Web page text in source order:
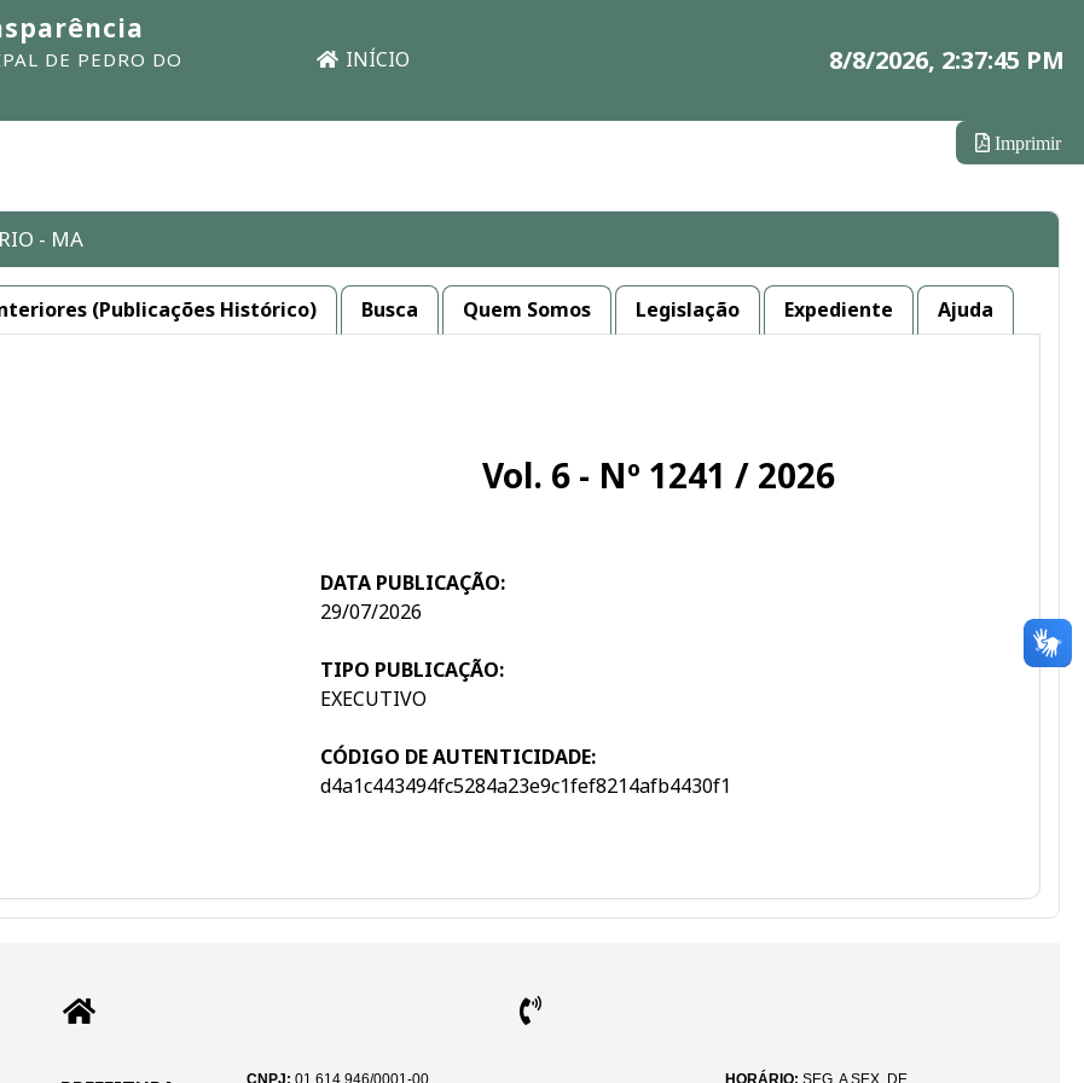
DE PEDRO DO
INÍCIO 8/8/2026, 2:37:45 PM
Imprimir
- MA
(Publicações Histórico) Busca Quem Somos Legislação Expediente Ajuda
Vol. 6 - Nº 1241 / 2026
DATA PUBLICAÇÃO:
29/07/2026
TIPO PUBLICAÇÃO:
EXECUTIVO
CÓDIGO DE AUTENTICIDADE:
d4a1c443494fc5284a23e9c1fef8214afb4430f1
CNPJ: 01.614.946/0001-00 HORÁRIO:SEG. A SEX. DE